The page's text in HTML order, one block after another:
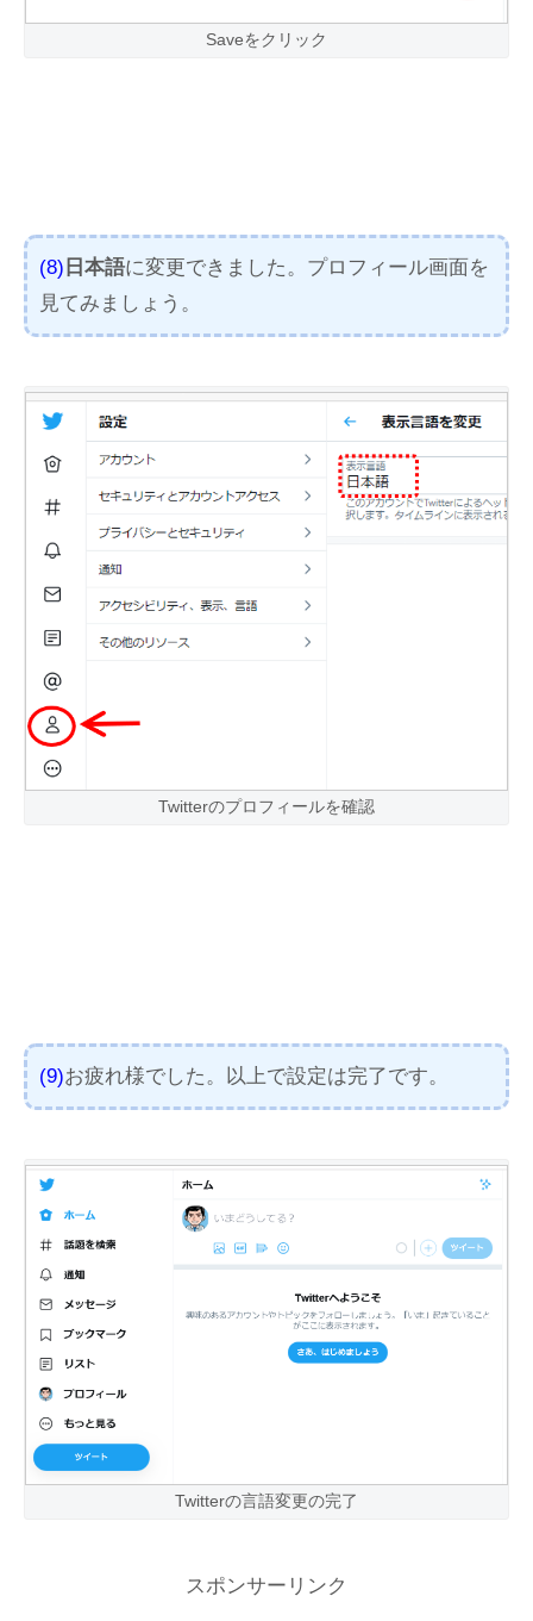
Saveをクリック
(8) 日本語に変更できました。プロフィール画面を
見てみましょう。
Twitterのプロフィールを確認
(9)お疲れ様でした。以上で設定は完了です。
Twitterの言語変更の完了
スポンサーリンク